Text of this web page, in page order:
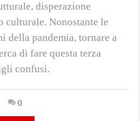
disperazione
culturale. Nonostante le
della pandemia, tornare a
di fare questa terza
confusi.
0